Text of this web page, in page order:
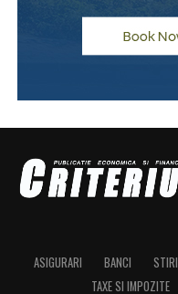
ASIGURARI BANCI STIRI
TAXE SI IMPOZITE